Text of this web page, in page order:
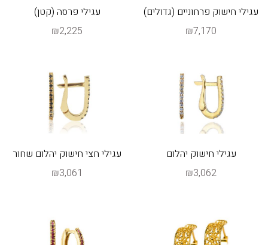
עגילי חישוק פרחוניים (גדולים)
₪7,170
עגילי פרסה (קטן)
₪2,225
עגילי חישוק יהלום
₪3,062
עגילי חצי חישוק יהלום שחור
₪3,061